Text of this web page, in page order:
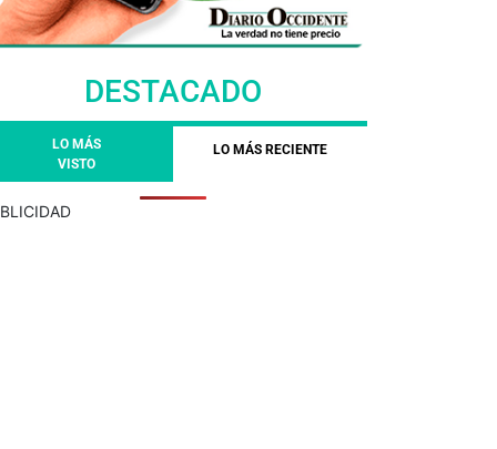
DESTACADO
LO MÁS
VISTO
LO MÁS RECIENTE